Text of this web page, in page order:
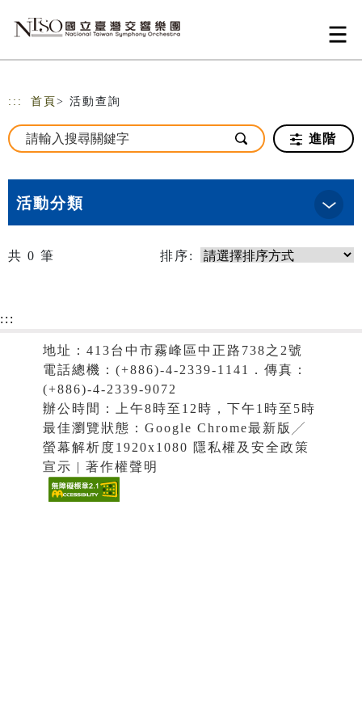
::: 首頁 > 活動查詢
進階
活動分類
共 0 筆 排序:
:::
地址：413台中市霧峰區中正路738之2號
電話總機：(+886)-4-2339-1141．傳真：
(+886)-4-2339-9072
辦公時間：上午8時至12時，下午1時至5時
最佳瀏覽狀態：Google Chrome最新版╱
螢幕解析度1920x1080 隱私權及安全政策
宣示 | 著作權聲明